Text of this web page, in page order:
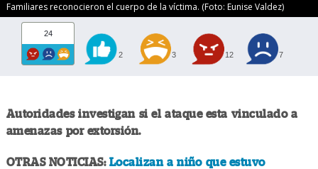
Familiares reconocieron el cuerpo de la víctima. (Foto: Eunise Valdez)
24
2 3 12 7
Autoridades investigan si el ataque esta vinculado a
amenazas por extorsión.
OTRAS NOTICIAS: Localizan a niño que estuvo